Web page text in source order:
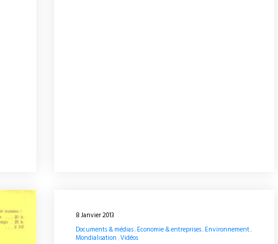
8 Janvier 2013
Documents & médias Economie & entreprises Environnement
Mondialisation Vidéos